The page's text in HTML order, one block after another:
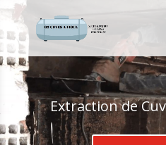
Extraction de